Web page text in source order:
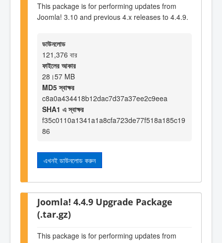
This package is for performing updates from
Joomla! 3.10 and previous 4.x releases to 4.4.9.
ডাউনলোড
121,376 বার
ফাইলের আকার
28।57 MB
MD5 স্বাক্ষর
c8a0a434418b12dac7d37a37ee2c9eea
SHA1 এ স্বাক্ষর
f35c0110a1341a1a8cfa723de77f518a185c19
86
এখনই ডাউনলোড করুন
Joomla! 4.4.9 Upgrade Package
(.tar.gz)
This package is for performing updates from